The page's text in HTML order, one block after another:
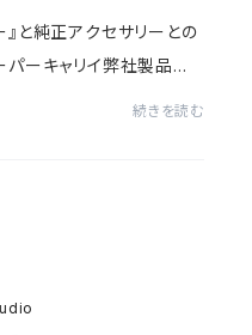
と純正アクセサリーとの
パーキャリイ弊社製品
続きを読む